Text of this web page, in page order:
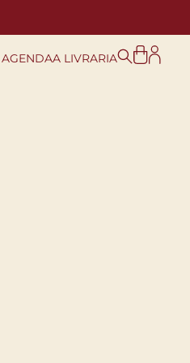
AGENDAA LIVRARIA